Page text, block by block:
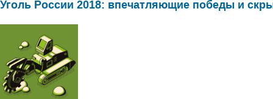
Уголь России 2018: впечатляющие победы и